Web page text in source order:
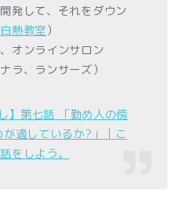
発して、それをダウン
白熱教室）
オンラインサロン
ラ、ランサーズ）
】第七話 「勤め人の傍
適しているか?」 | こ
をしよう。